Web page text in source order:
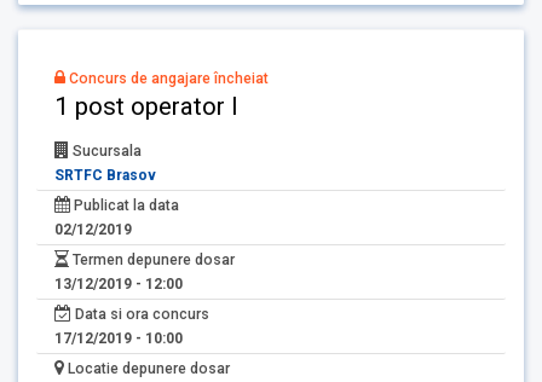
Concurs de angajare încheiat
1 post operator I
Sucursala
SRTFC Brasov
Publicat la data
02/12/2019
Termen depunere dosar
13/12/2019 - 12:00
Data si ora concurs
17/12/2019 - 10:00
Locatie depunere dosar